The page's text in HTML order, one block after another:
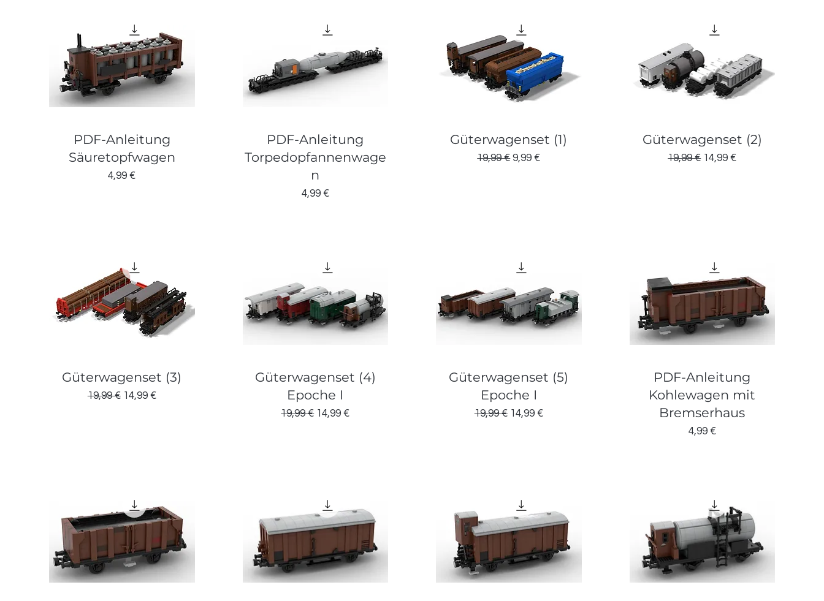
PDF-Anleitung
Säuretopfwagen
Preis
4,99 €
PDF-Anleitung
Torpedopfannenwage
n
Preis
4,99 €
Güterwagenset (1)
Standardpreis
19,99 € Sale-Preis
9,99 €
Güterwagenset (2)
Standardpreis
19,99 € Sale-Preis
14,99 €
Güterwagenset (3)
Standardpreis
19,99 € Sale-Preis
14,99 €
Güterwagenset (4)
Epoche I
Standardpreis
19,99 € Sale-Preis
14,99 €
Güterwagenset (5)
Epoche I
Standardpreis
19,99 € Sale-Preis
14,99 €
PDF-Anleitung
Kohlewagen mit
Bremserhaus
Preis
4,99 €